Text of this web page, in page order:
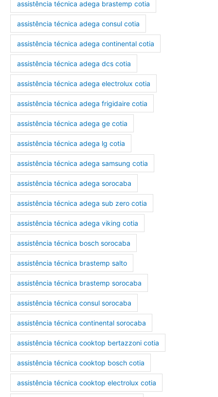
assistência técnica adega brastemp cotia
assistência técnica adega consul cotia
assistência técnica adega continental cotia
assistência técnica adega dcs cotia
assistência técnica adega electrolux cotia
assistência técnica adega frigidaire cotia
assistência técnica adega ge cotia
assistência técnica adega lg cotia
assistência técnica adega samsung cotia
assistência técnica adega sorocaba
assistência técnica adega sub zero cotia
assistência técnica adega viking cotia
assistência técnica bosch sorocaba
assistência técnica brastemp salto
assistência técnica brastemp sorocaba
assistência técnica consul sorocaba
assistência técnica continental sorocaba
assistência técnica cooktop bertazzoni cotia
assistência técnica cooktop bosch cotia
assistência técnica cooktop electrolux cotia